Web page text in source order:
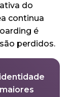
do
continua
é
perdidos.